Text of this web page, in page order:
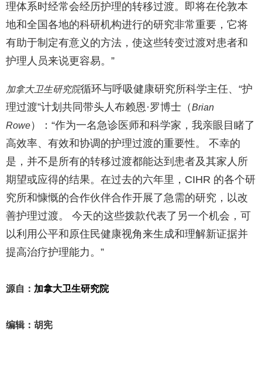
理体系时经常会经历护理的转移过渡。即将在伦敦本
地和全国各地的科研机构进行的研究非常重要，它将
有助于制定有意义的方法，使这些转变过渡对患者和
护理人员来说更容易。”
加拿大卫生研究院循环与呼吸健康研究所科学主任、“护
理过渡”计划共同带头人布赖恩·罗博士（Brian
Rowe）：“作为一名急诊医师和科学家，我亲眼目睹了
高效率、有效和协调的护理过渡的重要性。 不幸的
是，并不是所有的转移过渡都能达到患者及其家人所
期望或应得的结果。在过去的六年里，CIHR 的各个研
究所和慷慨的合作伙伴合作开展了急需的研究，以改
善护理过渡。 今天的这些拨款代表了另一个机会，可
以利用公平和原住民健康视角来生成和理解新证据并
提高治疗护理能力。”
源自： 加拿大卫生研究院
编辑：胡宪